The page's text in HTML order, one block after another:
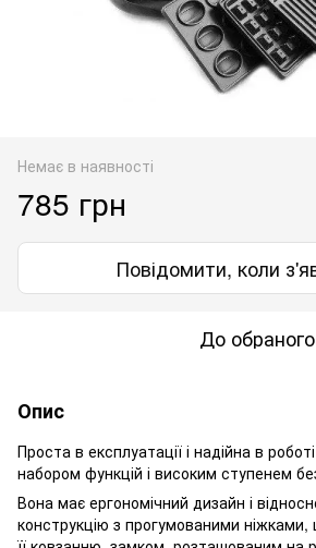
Немає в наявності
785 грн
Повідомити, коли
До обраного
Опис
Проста в експлуатації і надійна в
набором функцій і високим ступенем
Вона має ергономічний дизайн і
конструкцію з прогумованими